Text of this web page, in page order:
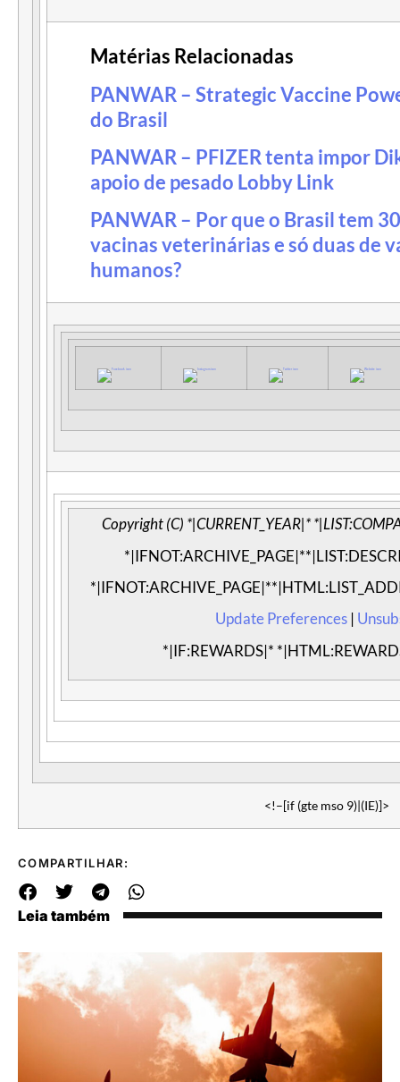
Matérias Relacionadas
PANWAR – Strategic Vaccine
do Brasil
PANWAR – PFIZER tenta impor
apoio de pesado Lobby Link
PANWAR – Por que o Brasil tem
vacinas veterinárias e só duas de
humanos?
Copyright (C) *|CURRENT_YEAR|*
Update Preferences|
*|IF:REWARDS|*
<!–[if (gte mso 9)|(IE)]>
COMPARTILHAR:
Leia também